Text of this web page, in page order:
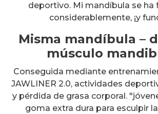
deportivo. Mi mandíbula se ha
considerablemente, ¡y
Misma mandíbula –
músculo
Conseguida mediante
JAWLINER 2.0, actividades
y pérdida de grasa corporal.
goma extra dura para esculpir